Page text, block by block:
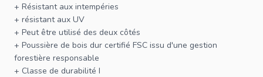
+ Résistant aux intempéries
+ résistant aux UV
+ Peut être utilisé des deux côtés
+ Poussière de bois dur certifié FSC issu d'une gestion
forestière responsable
+ Classe de durabilité I